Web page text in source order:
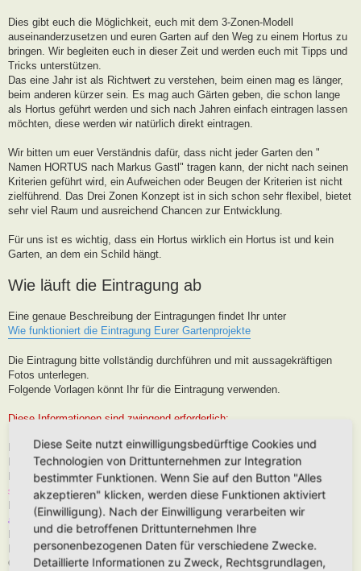
Dies gibt euch die Möglichkeit, euch mit dem 3-Zonen-Modell
auseinanderzusetzen und euren Garten auf den Weg zu einem Hortus zu
bringen. Wir begleiten euch in dieser Zeit und werden euch mit Tipps und
Tricks unterstützen.
Das eine Jahr ist als Richtwert zu verstehen, beim einen mag es länger,
beim anderen kürzer sein. Es mag auch Gärten geben, die schon lange
als Hortus geführt werden und sich nach Jahren einfach eintragen lassen
möchten, diese werden wir natürlich direkt eintragen.
Wir bitten um euer Verständnis dafür, dass nicht jeder Garten den "
Namen HORTUS nach Markus Gastl" tragen kann, der nicht nach seinen
Kriterien geführt wird, ein Aufweichen oder Beugen der Kriterien ist nicht
zielführend. Das Drei Zonen Konzept ist in sich schon sehr flexibel, bietet
sehr viel Raum und ausreichend Chancen zur Entwicklung.
Für uns ist es wichtig, dass ein Hortus wirklich ein Hortus ist und kein
Garten, an dem ein Schild hängt.
Wie läuft die Eintragung ab
Eine genaue Beschreibung der Eintragungen findet Ihr unter
Wie funktioniert die Eintragung Eurer Gartenprojekte
Die Eintragung bitte vollständig durchführen und mit aussagekräftigen
Fotos unterlegen.
Folgende Vorlagen könnt Ihr für die Eintragung verwenden.
Diese Informationen sind zwingend erforderlich:
Hortus-Name:
Bedeutung des Hortus-Namens:
Dein Name:(Muss kein Realnamen sein, kann auch Euer Forenname
sein)
Postleitzahl (oder franz. Region):Brauche ich für die Karteneintrag, wird
aber nur in der Nähe, niemals Punktgenau platziert
Hortus-Ort:wie PLZ
Hortus-Land:
Größe in m2:
Diese Seite nutzt einwilligungsbedürftige Cookies und
Technologien von Drittunternehmen zur Integration
bestimmter Funktionen. Wenn Sie auf den Button "Alles
akzeptieren" klicken, werden diese Funktionen aktiviert
(Einwilligung). Nach der Einwilligung verarbeiten wir
und die betroffenen Drittunternehmen Ihre
personenbezogenen Daten für verschiedene Zwecke.
Detaillierte Informationen zu Zweck, Rechtsgrundlagen,